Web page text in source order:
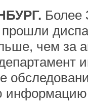
​Более
чем за
информацию